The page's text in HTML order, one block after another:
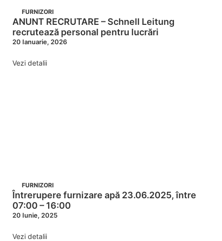
FURNIZORI
ANUNT RECRUTARE – Schnell Leitung
recrutează personal pentru lucrări
20 Ianuarie, 2026
Vezi detalii
FURNIZORI
Întrerupere furnizare apă 23.06.2025, între
07:00 – 16:00
20 Iunie, 2025
Vezi detalii